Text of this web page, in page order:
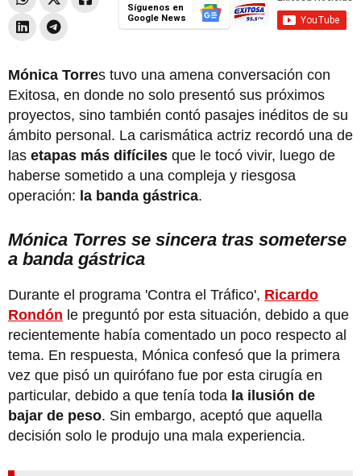
Síguenos en
Google News
Mónica Torres tuvo una amena conversación con
Exitosa, en donde no solo presentó sus próximos
proyectos, sino también contó pasajes inéditos de su
ámbito personal. La carismática actriz recordó una de
las etapas más difíciles que le tocó vivir, luego de
haberse sometido a una compleja y riesgosa
operación: la banda gástrica.
Mónica Torres se sincera tras someterse
a banda gástrica
Durante el programa 'Contra el Tráfico', Ricardo
Rondón le preguntó por esta situación, debido a que
recientemente había comentado un poco respecto al
tema. En respuesta, Mónica confesó que la primera
vez que pisó un quirófano fue por esta cirugía en
particular, debido a que tenía toda la ilusión de
bajar de peso. Sin embargo, aceptó que aquella
decisión solo le produjo una mala experiencia.